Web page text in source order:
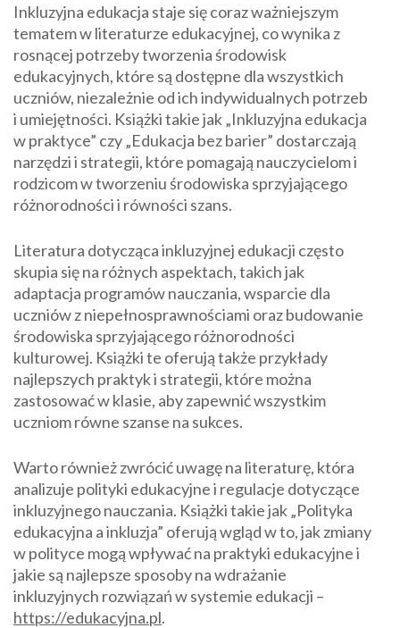
Inkluzyjna edukacja staje się coraz ważniejszym
tematem w literaturze edukacyjnej, co wynika z
rosnącej potrzeby tworzenia środowisk
edukacyjnych, które są dostępne dla wszystkich
uczniów, niezależnie od ich indywidualnych potrzeb
i umiejętności. Książki takie jak „Inkluzyjna edukacja
w praktyce” czy „Edukacja bez barier” dostarczają
narzędzi i strategii, które pomagają nauczycielom i
rodzicom w tworzeniu środowiska sprzyjającego
różnorodności i równości szans.
Literatura dotycząca inkluzyjnej edukacji często
skupia się na różnych aspektach, takich jak
adaptacja programów nauczania, wsparcie dla
uczniów z niepełnosprawnościami oraz budowanie
środowiska sprzyjającego różnorodności
kulturowej. Książki te oferują także przykłady
najlepszych praktyk i strategii, które można
zastosować w klasie, aby zapewnić wszystkim
uczniom równe szanse na sukces.
Warto również zwrócić uwagę na literaturę, która
analizuje polityki edukacyjne i regulacje dotyczące
inkluzyjnego nauczania. Książki takie jak „Polityka
edukacyjna a inkluzja” oferują wgląd w to, jak zmiany
w polityce mogą wpływać na praktyki edukacyjne i
jakie są najlepsze sposoby na wdrażanie
inkluzyjnych rozwiązań w systemie edukacji –
https://edukacyjna.pl.